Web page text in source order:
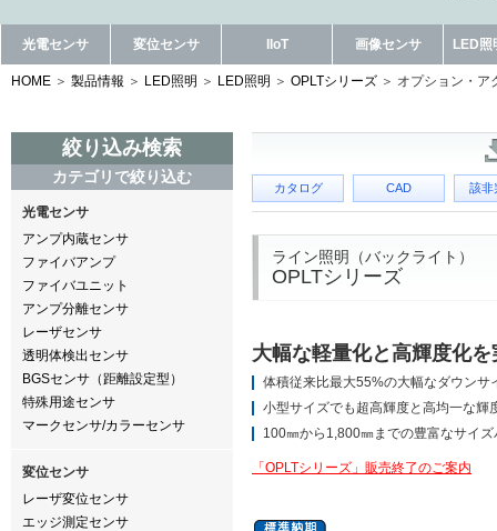
光電センサ 変位センサ IIoT 画像センサ LED照
HOME 製品情報 LED照明 LED照明 OPLTシリーズ オプション・ア
絞り込み検索
カテゴリで絞り込む
光電センサ
アンプ内蔵センサ
ファイバアンプ
ファイバユニット
アンプ分離センサ
レーザセンサ
透明体検出センサ
BGSセンサ（距離設定型）
特殊用途センサ
マークセンサ/カラーセンサ
変位センサ
レーザ変位センサ
エッジ測定センサ
カタログ CAD 該非
ライン照明（バックライト）
OPLTシリーズ
大幅な軽量化と高輝度化を
体積従来比最大55%の大幅なダウンサ
小型サイズでも超高輝度と高均一な輝
100㎜から1,800㎜までの豊富なサイ
「OPLTシリーズ」販売終了のご案内